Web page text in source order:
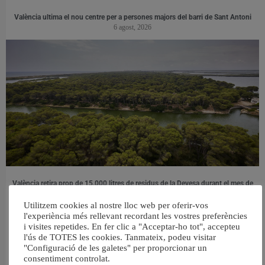
València ultima el nou centre per a persones majors del barri de Sant Antoni
6 agost, 2026
València retira prop de 15.000 litres de residus de la Devesa durant el mes de
6 agost, 2026
Utilitzem cookies al nostre lloc web per oferir-vos
l'experiència més rellevant recordant les vostres preferències
i visites repetides. En fer clic a "Acceptar-ho tot", accepteu
l'ús de TOTES les cookies. Tanmateix, podeu visitar
"Configuració de les galetes" per proporcionar un
consentiment controlat.